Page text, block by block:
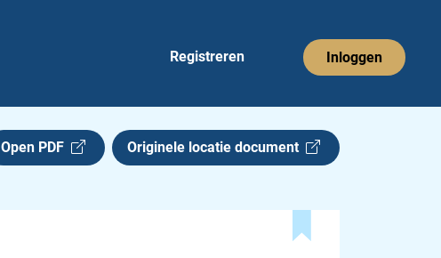
Registreren Inloggen
Open PDF Originele locatie document